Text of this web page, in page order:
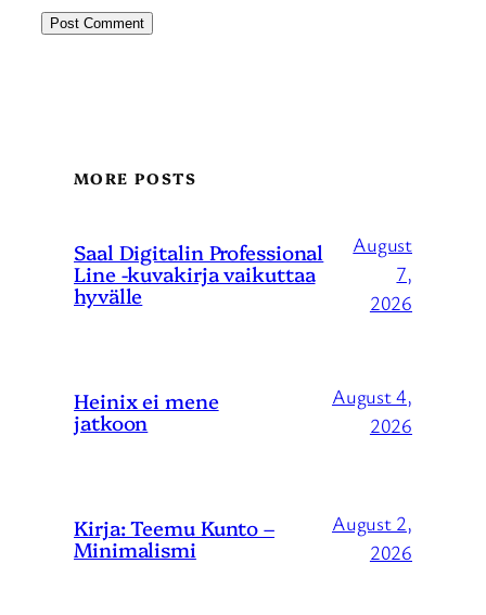
MORE POSTS
Saal Digitalin Professional
Line -kuvakirja vaikuttaa
hyvälle
August
7,
2026
Heinix ei mene
jatkoon
August 4,
2026
Kirja: Teemu Kunto –
Minimalismi
August 2,
2026